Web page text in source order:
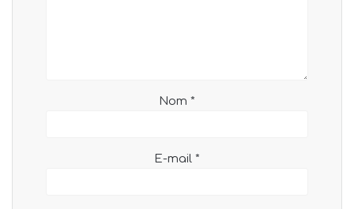
Nom *
E-mail *